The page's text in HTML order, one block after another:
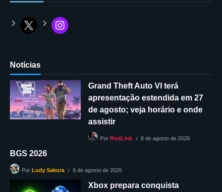
Notícias
Grand Theft Auto VI terá
apresentação estendida em 27
de agosto; veja horário e onde
assistir
Por RodLink 6 de agosto de 2026
BGS 2026
Por Ludy Sakura 6 de agosto de 2026
Xbox prepara conquista